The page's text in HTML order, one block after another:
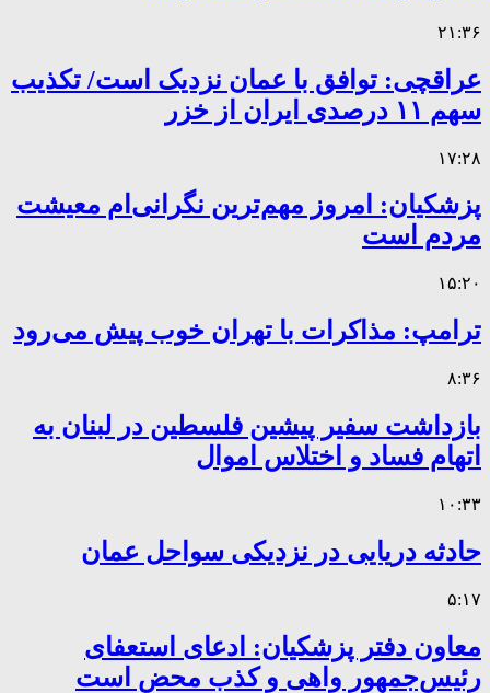
۲۱:۳۶
عراقچی: توافق با عمان نزدیک است/ تکذیب
سهم ۱۱ درصدی ایران از خزر
۱۷:۲۸
پزشکیان: امروز مهم‌ترین نگرانی‌ام معیشت
مردم است
۱۵:۲۰
ترامپ: مذاکرات با تهران خوب پیش می‌رود
۸:۳۶
بازداشت سفیر پیشین فلسطین در لبنان به
اتهام فساد و اختلاس اموال
۱۰:۳۳
حادثه دریایی در نزدیکی سواحل عمان
۵:۱۷
معاون دفتر پزشکیان: ادعای استعفای
رئیس‌جمهور واهی و کذب محض است